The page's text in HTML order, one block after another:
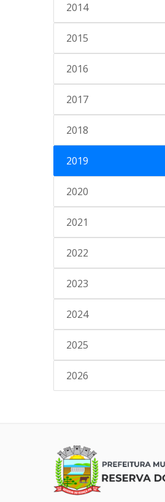
2014
2015
2016
2017
2018
2019
2020
2021
2022
2023
2024
2025
2026